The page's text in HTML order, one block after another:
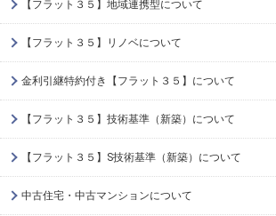
【フラット３５】地域連携型について
【フラット３５】リノベについて
金利引継特約付き【フラット３５】について
【フラット３５】技術基準（新築）について
【フラット３５】S技術基準（新築）について
中古住宅・中古マンションについて